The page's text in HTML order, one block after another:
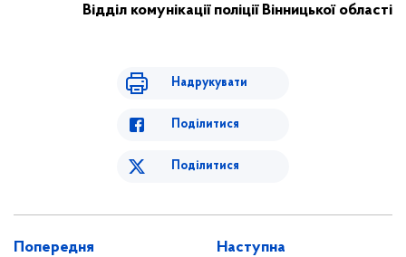
Відділ комунікації поліціїВінницької області
Надрукувати
Поділитися
Поділитися
Попередня Наступна